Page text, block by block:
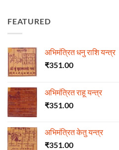
FEATURED
अभिमंत्रित धनु राशि यन्त्र
₹351.00
अभिमंत्रित राहू यन्त्र
₹351.00
अभिमंत्रित केतु यन्त्र
₹351.00